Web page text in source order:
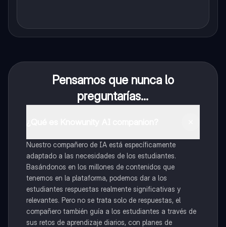
Pensamos que nunca lo
preguntarías...
Nuestro compañero de IA está específicamente
adaptado a las necesidades de los estudiantes.
Basándonos en los millones de contenidos que
tenemos en la plataforma, podemos dar a los
estudiantes respuestas realmente significativas y
relevantes. Pero no se trata solo de respuestas, el
compañero también guía a los estudiantes a través de
sus retos de aprendizaje diarios, con planes de